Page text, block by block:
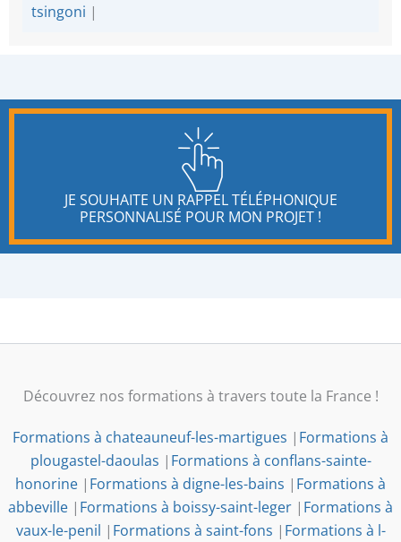
tsingoni |
JE SOUHAITE UN RAPPEL TÉLÉPHONIQUE
PERSONNALISÉ POUR MON PROJET !
Découvrez nos formations à travers toute la France !
Formations à chateauneuf-les-martigues | Formations à
plougastel-daoulas | Formations à conflans-sainte-
honorine | Formations à digne-les-bains | Formations à
abbeville | Formations à boissy-saint-leger | Formations à
vaux-le-penil | Formations à saint-fons | Formations à l-